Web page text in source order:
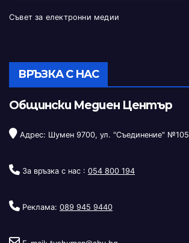
Съвет за електронни медии
ВРЪЗКА С НАС
Общински Медиен Център
Адрес: Шумен 9700, ул. "Съединение" №105
За връзка с нас : 054 800 194
Реклама: 089 945 9440